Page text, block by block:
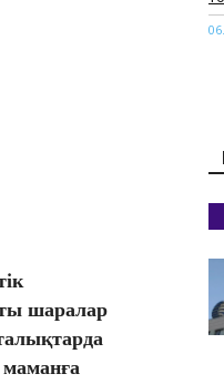
шаралар